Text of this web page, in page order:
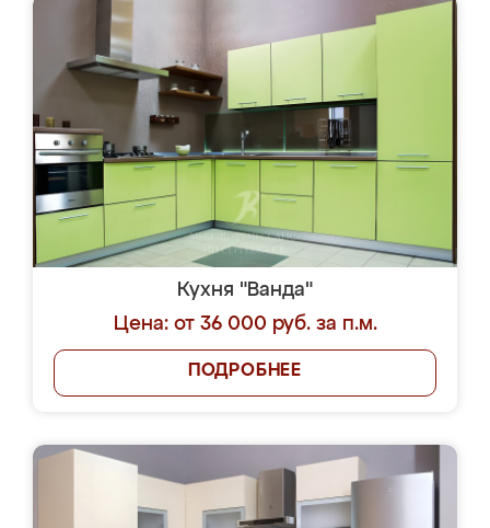
Кухня "Ванда"
Цена: от 36 000 руб. за п.м.
ПОДРОБНЕЕ